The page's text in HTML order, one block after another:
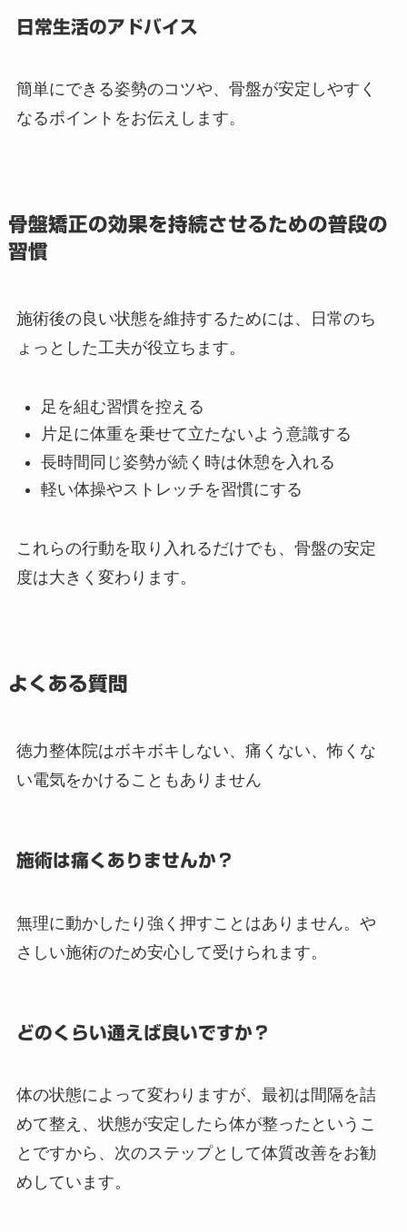
日常生活のアドバイス
簡単にできる姿勢のコツや、骨盤が安定しやすく
なるポイントをお伝えします。
骨盤矯正の効果を持続させるための普段の
習慣
施術後の良い状態を維持するためには、日常のち
ょっとした工夫が役立ちます。
足を組む習慣を控える
片足に体重を乗せて立たないよう意識する
長時間同じ姿勢が続く時は休憩を入れる
軽い体操やストレッチを習慣にする
これらの行動を取り入れるだけでも、骨盤の安定
度は大きく変わります。
よくある質問
徳力整体院はボキボキしない、痛くない、怖くな
い電気をかけることもありません
施術は痛くありませんか？
無理に動かしたり強く押すことはありません。や
さしい施術のため安心して受けられます。
どのくらい通えば良いですか？
体の状態によって変わりますが、最初は間隔を詰
めて整え、状態が安定したら体が整ったというこ
とですから、次のステップとして体質改善をお勧
めしています。